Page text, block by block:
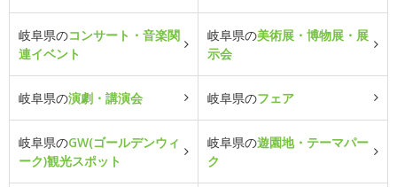
岐阜県のコンサート・音楽関
連イベント
岐阜県の美術展・博物展・展
示会
岐阜県の演劇・講演会 岐阜県のフェア
岐阜県のGW(ゴールデンウィ
ーク)観光スポット
岐阜県の遊園地・テーマパー
ク